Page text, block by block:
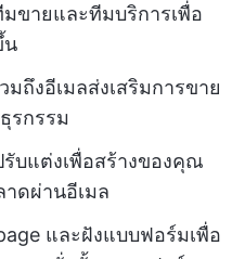
ขายและทีมบริการเพื่อ
น
มถึงอีเมลส่งเสริมการขาย
รกรรม
บแต่งเพื่อสร้างของคุณ
าดผ่านอีเมล
และฝังแบบฟอร์มเพื่อ